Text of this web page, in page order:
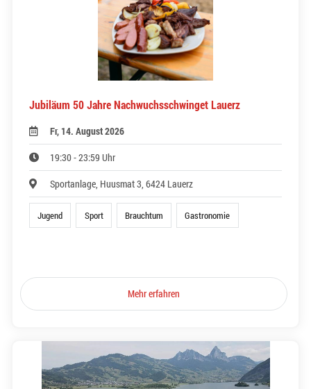
Jubiläum 50 Jahre Nachwuchsschwinget Lauerz
Fr, 14. August 2026
19:30 - 23:59 Uhr
Sportanlage, Huusmat 3, 6424 Lauerz
Jugend Sport Brauchtum Gastronomie
Mehr erfahren